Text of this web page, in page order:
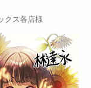
クス各店様